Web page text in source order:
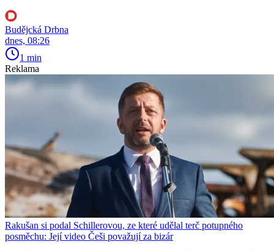
Budějcká Drbna
dnes, 08:26
1 min
Reklama
Rakušan si podal Schillerovou, ze které udělal terč potupného
posměchu: Její video Češi považují za bizár